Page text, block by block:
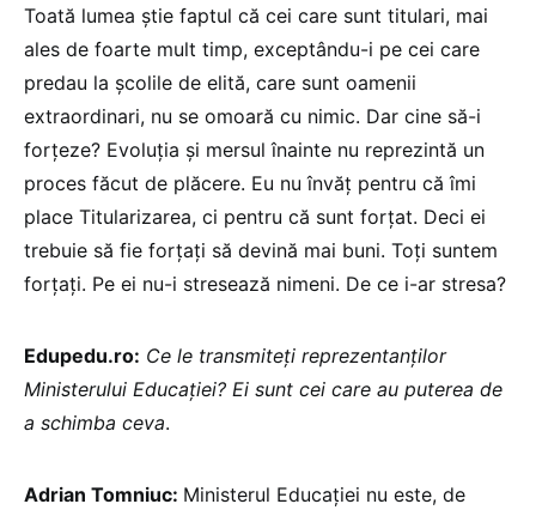
Toată lumea știe faptul că cei care sunt titulari, mai
ales de foarte mult timp, exceptându-i pe cei care
predau la școlile de elită, care sunt oamenii
extraordinari, nu se omoară cu nimic. Dar cine să-i
forțeze? Evoluția și mersul înainte nu reprezintă un
proces făcut de plăcere. Eu nu învăț pentru că îmi
place Titularizarea, ci pentru că sunt forțat. Deci ei
trebuie să fie forțați să devină mai buni. Toți suntem
forțați. Pe ei nu-i stresează nimeni. De ce i-ar stresa?
Edupedu.ro: Ce le transmiteți reprezentanților
Ministerului Educației? Ei sunt cei care au puterea de
a schimba ceva.
Adrian Tomniuc: Ministerul Educației nu este, de